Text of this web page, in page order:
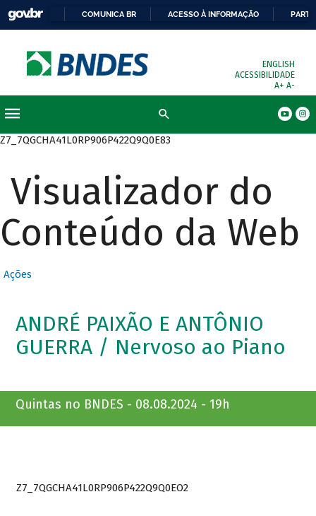
COMUNICA BR ACESSO À INFORMAÇÃO
ENGLISH
ACESSIBILIDADE
A+ A-
Z7_7QGCHA41L0RP906P422Q9Q0E83
Visualizador do
Conteúdo da Web
Ações
ANDRÉ PAIXÃO E ANTÔNIO
GUERRA / Nervoso ao Piano
Quintas no BNDES - 08.08.2024 - 19h
Z7_7QGCHA41L0RP906P422Q9Q0EO2